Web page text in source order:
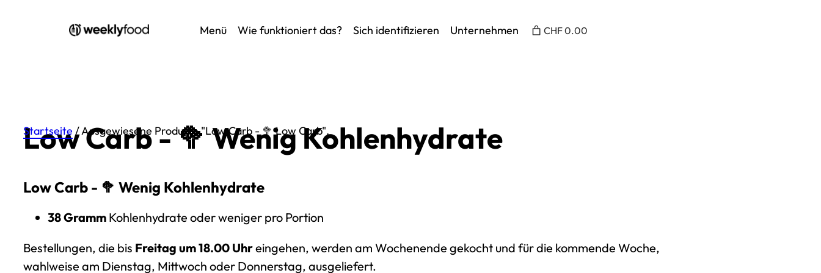
Menü Wie funktioniert das? Sich identifizieren Unternehmen CHF 0.00
Startseite / Ausgewiesene Produkte "Low Carb - 🥦 Low Carb".
Low Carb - 🥦 Wenig Kohlenhydrate
Low Carb - 🥦 Wenig Kohlenhydrate
38 Gramm Kohlenhydrate oder weniger pro Portion
Bestellungen, die bis Freitag um 18.00 Uhreingehen, werden am Wochenende gekocht und für die kommende Woche,
wahlweise am Dienstag, Mittwoch oder Donnerstag, ausgeliefert.